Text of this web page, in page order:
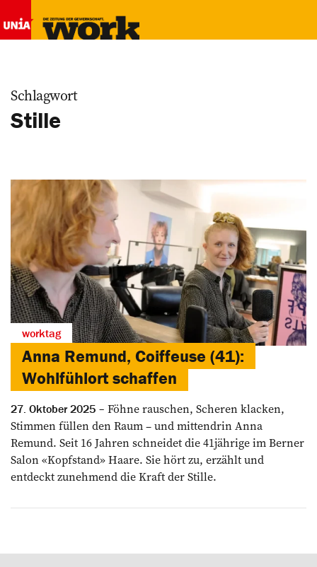
Schlagwort
Stille
worktag
Anna Remund, Coiffeuse (41):
Wohlfühlort schaffen
27. Oktober 2025
Föhne rauschen, Scheren klacken,
Stimmen füllen den Raum – und mittendrin Anna
Remund. Seit 16 Jahren schneidet die 41jährige im Berner
Salon «Kopfstand» Haare. Sie hört zu, erzählt und
entdeckt zunehmend die Kraft der Stille.